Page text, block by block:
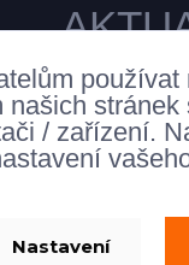
/ zařízení.
Nastavení